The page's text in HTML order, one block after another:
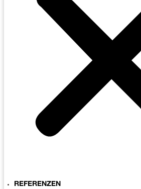
REFERENZEN